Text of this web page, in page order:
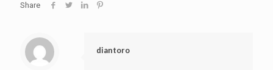
Share
diantoro